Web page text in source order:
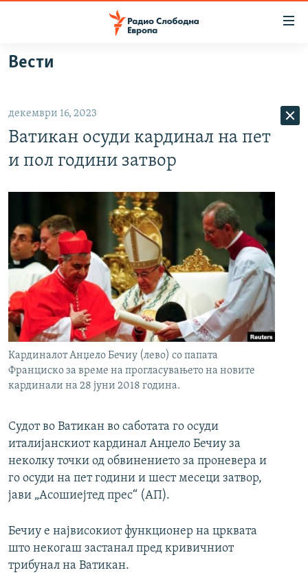
Оди
на
главната
навигација
на
ВИЗУЕЛНО
ШТО ТРЕБА ДА ЗНАЕТЕ
ПРИЈАВИ СЕ ЗА ЊУЗЛЕТЕР
ПОДКАСТ ЗОШТО?
СЛЕДЕТЕ НЕ
РСЕ веб страници
Вести
декември 16, 2023
Ватикан осуди кардинал на пет
и пол години затвор
Кардиналот Анџело Бечиу (лево) со папата
Франциско за време на прогласувањето на новите
кардинали на 28 јуни 2018 година.
Судот во Ватикан во саботата го осуди
италијанскиот кардинал Анџело Бечиу за
неколку точки од обвинението за проневера и
го осуди на пет години и шест месеци затвор,
јави „Асошиејтед прес“ (АП).
Бечиу е највисокиот функционер на црквата
што некогаш застанал пред кривичниот
трибунал на Ватикан.